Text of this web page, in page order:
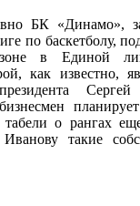
БК «Динамо»,
по баскетболу,
в Единой
как известно,
табели о рангах
такие